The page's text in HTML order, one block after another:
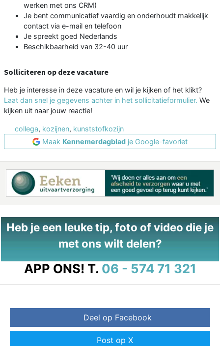
werken met ons CRM)
Je bent communicatief vaardig en onderhoudt makkelijk
contact via e-mail en telefoon
Je spreekt goed Nederlands
Beschikbaarheid van 32-40 uur
Solliciteren op deze vacature
Heb je interesse in deze vacature en wil je kijken of het klikt?
Laat dan snel je gegevens achter in het sollicitatieformulier. We
kijken uit naar jouw reactie!
collega, kozijnen, kunststofkozijn
Maak Kennemerdagblad je Google-favoriet
Heb je een leuke tip, foto of video die je
met ons wilt delen?
APP ONS! T. 06 - 574 71 321
Deel op Facebook
Post op X